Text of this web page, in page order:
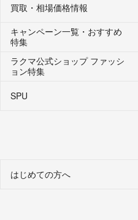
買取・相場価格情報
キャンペーン一覧・おすすめ
特集
ラクマ公式ショップ ファッシ
ョン特集
SPU
はじめての方へ